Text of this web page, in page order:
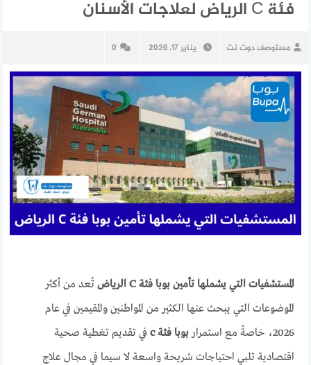
فئة C الرياض لعلاجات الأسنان
مستوصف دوت نت يناير 17, 2026 0
المستشفيات التي يشملها تأمين بوبا فئة C الرياض
تُعد من أكثر
الموضوعات التي يبحث عنها الكثير من المواطنين والمقيمين في عام
2026، خاصةً مع استمرار
بوبا فئة c في تقديم تغطية صحية
اقتصادية تلبي احتياجات شريحة واسعة لا سيما في مجال علاج